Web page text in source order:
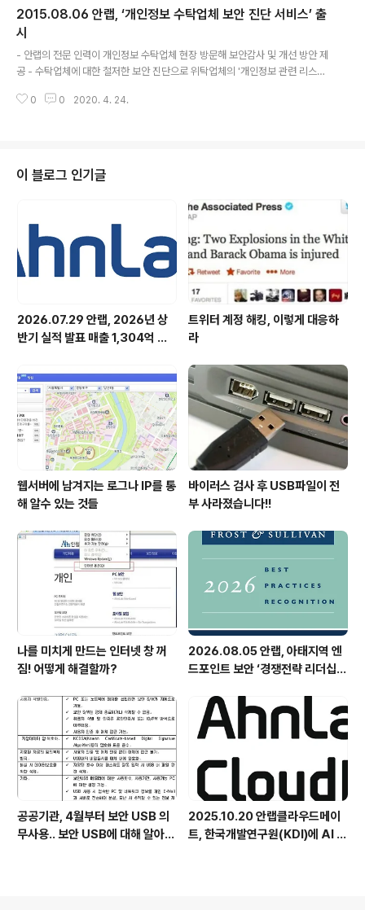
특강’을 개최한다. 이번 특강은 오는 8월 25일 개강하는 ACASIA 교육과정에
앞서 진행되는 것으로, 한국스탠다드차타드은행 김홍선 부행장(CISO)이 ‘사이
버 보안, 나의 커리어와의 관..
2015.08.06 안랩, ‘개인정보 수탁업체 보안 진단 서비스’ 출
시
- 안랩의 전문 인력이 개인정보 수탁업체 현장 방문해 보안감사 및 개선 방안 제
공 - 수탁업체에 대한 철저한 보안 진단으로 위탁업체의 '개인정보 관련 리스크'
보를 처리하는 개인정보 수탁 업체의 보안현황을 원스톱으로 점검할 수 있는
용과 관리 현황을 점검하고 개선 방안까지 제공하는 서비스다. 안랩의 보안 컨
설팅 전문가가 직접 수탁업체를 방문해 개인정보보호 현황에 대한 침해 위험성
0 0 2020. 4. 24.
이 블로그 인기글
2026.07.29 안랩, 2026년 상
반기 실적 발표 매출 1,304억 원,
트위터 계정 해킹, 이렇게 대응하
라
웹서버에 남겨지는 로그나 IP를 통
해 알수 있는 것들
바이러스 검사 후 USB파일이 전
부 사라졌습니다!!
나를 미치게 만드는 인터넷 창 꺼
짐! 어떻게 해결할까?
2026.08.05 안랩, 아태지역 엔
드포인트 보안 ‘경쟁전략 리더십’
공공기관, 4월부터 보안 USB 의
무사용.. 보안 USB에 대해 알아봅
2025.10.20 안랩클라우드메이
트, 한국개발연구원(KDI)에 AI 어